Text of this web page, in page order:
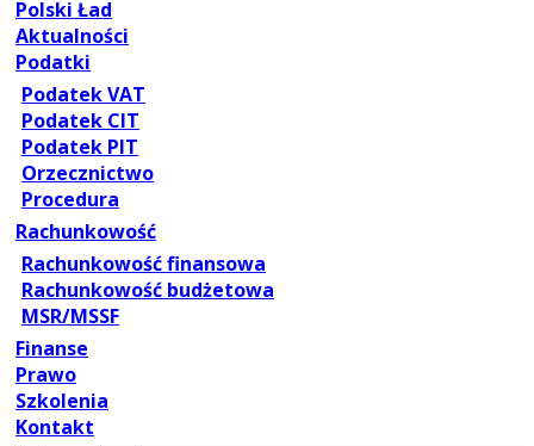
Polski Ład
Aktualności
Podatki
Podatek VAT
Podatek CIT
Podatek PIT
Orzecznictwo
Procedura
Rachunkowość
Rachunkowość finansowa
Rachunkowość budżetowa
MSR/MSSF
Finanse
Prawo
Szkolenia
Kontakt